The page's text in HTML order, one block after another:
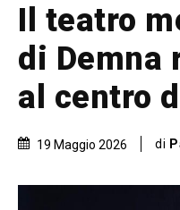
Il teatro
di Demna
al centro
19 Maggio 2026 di